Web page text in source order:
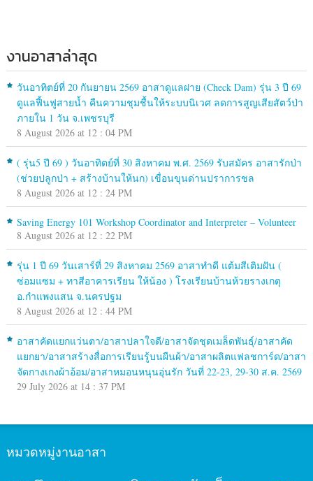
งานอาสาล่าสุด
วันอาทิตย์ที่ 20 กันยายน 2569 อาสาดูแลฝาย (Check Dam) รุ่น 3 ปี 69
ดูแลฟื้นฟูสายน้ำ คืนความชุมชื้นให้ระบบนิเวศ ลดการสูญเสียสัตว์ป่า
ภายใน 1 วัน จ.เพชรบุรี
8 August 2026 at 12 : 04 PM
( รุ่น5 ปี 69 ) วันอาทิตย์ที่ 30 สิงหาคม พ.ศ. 2569 รับสมัคร อาสารักป่า
(ช่วยปลูกป่า + สร้างบ้านให้นก) เขื่อนขุนด่านปราการชล
8 August 2026 at 12 : 24 PM
Saving Energy 101 Workshop Coordinator and Interpreter – Volunteer
8 August 2026 at 12 : 22 PM
รุ่น 1 ปี 69 วันเสาร์ที่ 29 สิงหาคม 2569 อาสาทำดี แต้มสีเติมฝัน (
ซ่อมแซม + ทาสีอาคารเรียน ให้น้อง ) โรงเรียนบ้านห้วยรางเกตุ
อ.กำแพงแสน จ.นครปฐม
8 August 2026 at 12 : 44 PM
อาสาคัดแยกแว่นตา/อาสาปลาใจดี/อาสาจัดชุดเมล็ดพันธุ์/อาสาคัด
แยกยา/อาสาสร้างสื่อการเรียนรู้บนผืนผ้า/อาสาผลิตแฟลชการ์ด/อาสา
จัดกางเกงผ้าอ้อม/อาสาหมอนหนุนอุ่นรัก วันที่ 22-23, 29-30 ส.ค. 2569
29 July 2026 at 14 : 37 PM
หมวดหมู่งานอาสา